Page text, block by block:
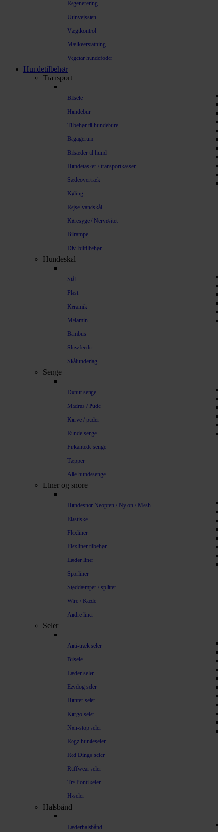
Regenerering
Urinvejssten
Vægtkontrol
Mælkeerstatning
Vegetar hundefoder
Hundetilbehør
Transport
Bilsele
Hundebur
Tilbehør til hundebure
Bagagerum
Bilsæder til hund
Hundetasker / transportkasser
Sædeovertræk
Køling
Rejse-vandskål
Køresyge / Nervøsitet
Bilrampe
Div. biltilbehør
Hundeskål
Stål
Plast
Keramik
Melamin
Bambus
Slowfeeder
Skålunderlag
Senge
Donut senge
Madras / Pude
Kurve / puder
Runde senge
Firkantede senge
Tæpper
Alle hundesenge
Liner og snore
Hundesnor Neopren / Nylon / Mesh
Elastiske
Flexliner
Flexliner tilbehør
Læder liner
Sporliner
Støddæmper / splitter
Wire / Kæde
Andre liner
Seler
Anti-træk seler
Bilsele
Læder seler
Ezydog seler
Hunter seler
Kurgo seler
Non-stop seler
Rogz hundeseler
Red Dingo seler
Ruffwear seler
Tre Ponti seler
H-seler
Halsbånd
Læderhalsbånd